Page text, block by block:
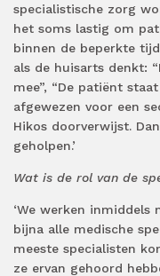
specialistische zorg
het soms lastig om
binnen de beperkte
als de huisarts denkt:
mee”, “De patiënt
afgewezen voor een
Hikos doorverwijst.
geholpen.’
Wat is de rol van de
‘We werken
bijna alle medische
meeste specialisten
ze ervan gehoord